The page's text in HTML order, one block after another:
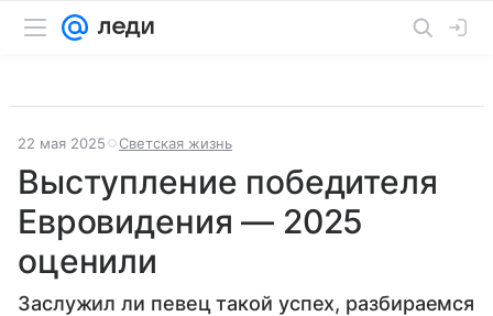
22 мая 2025 Светская жизнь
Выступление победителя
Евровидения — 2025
оценили
Заслужил ли певец такой успех, разбираемся